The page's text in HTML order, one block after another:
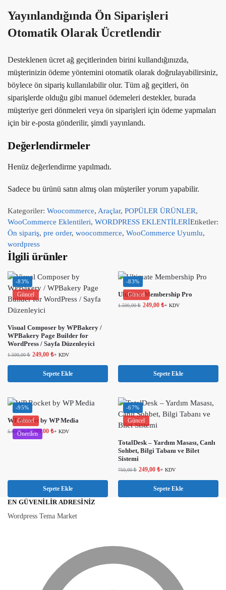
Yayınlandığında Ön Siparişleri
Otomatik Olarak Ücretlendir
Desteklenen ücret ağ geçitlerinden birini kullandığınızda,
müşterinizin ödeme yöntemini otomatik olarak doğrulayabilirsiniz,
böylece ön sipariş kullanılabilir olur. Tüm ağ geçitleri, ön
siparişlerde olduğu gibi manuel ödemeleri destekler, burada
müşteriye geri dönmeleri veya ön siparişleri için ödeme yapmaları
için bir e-posta gönderilir, şimdi yayınlandı.
Değerlendirmeler
Henüz değerlendirme yapılmadı.
Sadece bu ürünü satın almış olan müşteriler yorum yapabilir.
Kategoriler: Woocommerce, Araçlar, POPÜLER ÜRÜNLER,
WooCommerce Eklentileri, WORDPRESS EKLENTİLERİEtiketler:
Ön sipariş, pre order, woocommerce, WooCommerce Uyumlu,
wordpress
İlgili ürünler
-83%
Güncel
Visual Composer by WPBakery /
WPBakery Page Builder for
WordPress / Sayfa Düzenleyici
1.500,00₺ 249,00 ₺+ KDV
Sepete Ekle
-83%
Güncel
Ultimate Membership Pro
1.500,00₺ 249,00 ₺+ KDV
Sepete Ekle
-95%
Güncel
Önerilen
WP Rocket by WP Media
5.900,00₺ 299,00 ₺+ KDV
Sepete Ekle
-67%
Güncel
TotalDesk – Yardım Masası, Canlı
Sohbet, Bilgi Tabanı ve Bilet
Sistemi
750,00₺ 249,00 ₺+ KDV
Sepete Ekle
EN GÜVENILIR ADRESINIZ
Wordpress Tema Market